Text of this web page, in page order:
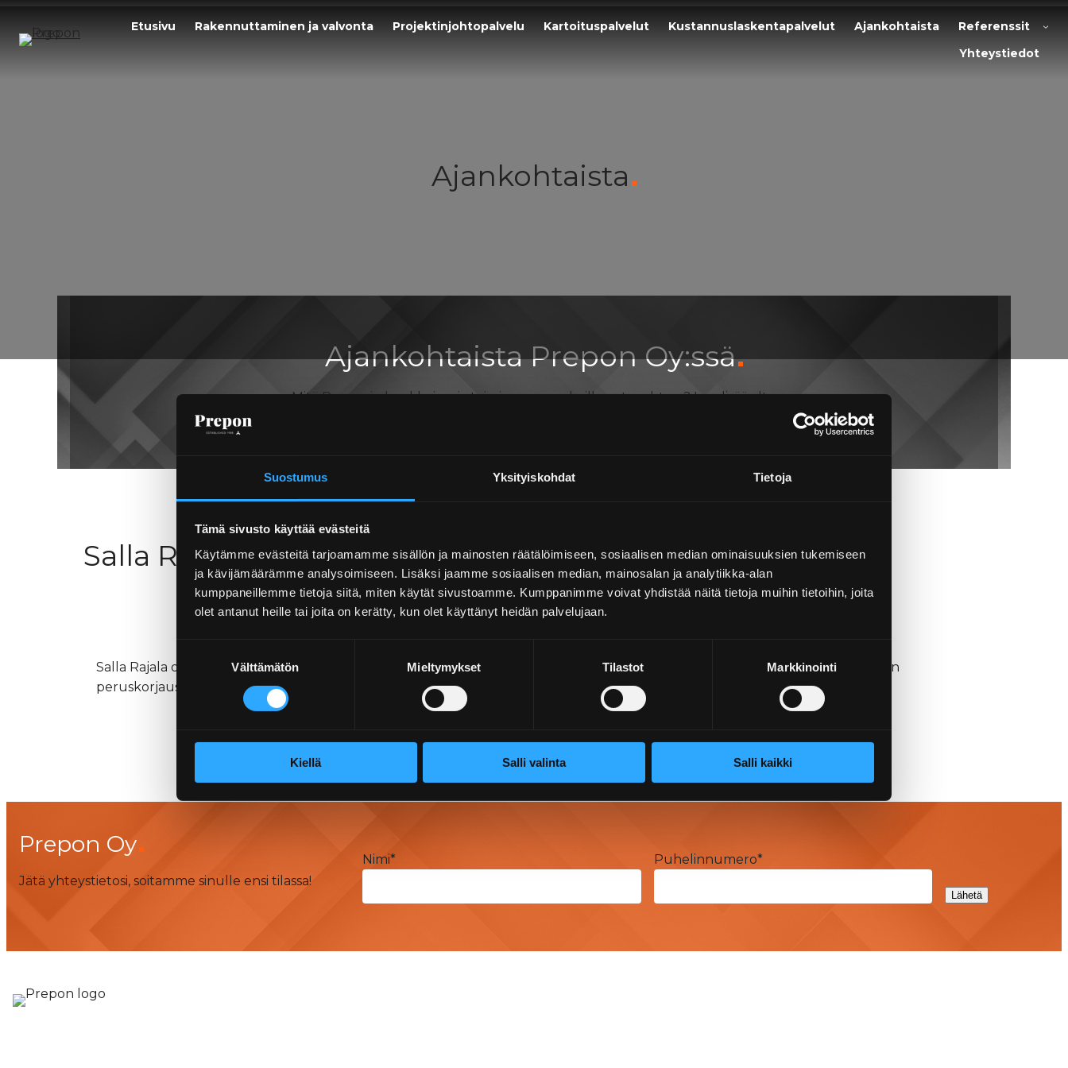
Suostumus Yksityiskohdat Tietoja
Tämä sivusto käyttää evästeitä
Käytämme evästeitä tarjoamamme sisällön ja mainosten räätälöimiseen, sosiaalisen median ominaisuuksien tukemiseen
ja kävijämäärämme analysoimiseen. Lisäksi jaamme sosiaalisen median, mainosalan ja analytiikka-alan
kumppaneillemme tietoja siitä, miten käytät sivustoamme. Kumppanimme voivat yhdistää näitä tietoja muihin tietoihin, joita
olet antanut heille tai joita on kerätty, kun olet käyttänyt heidän palvelujaan.
valinta
Välttämätön Mieltymykset Tilastot Markkinointi
Kiellä Salli valinta Salli kaikki
sisältöön
Etusivu Rakennuttaminen ja valvonta Projektinjohtopalvelu Kartoituspalvelut Kustannuslaskentapalvelut Ajankohtaista
Referenssit
Yhteystiedot
Ajankohtaista
Ajankohtaista Prepon Oy:ssä
Mitä Preponin hankkeissa ja toiminnassa parhaillaan tapahtuu? Lue lisää alta.
Salla Rajala nimitetty työmaainsinööriksi
Salla Rajala on nimitetty työmaainsinööriksi Preponin projektinjohtopalveluihin. Salla aloittaa työnsä Kiinteistö Oy Porin Leijonan
peruskorjaushankkeen toimihenkilöorganisaatiossa 1.2.2022.
Prepon Oy
Jätä yhteystietosi, soitamme sinulle ensi tilassa!
Nimi* Puhelinnumero*
Lähetä